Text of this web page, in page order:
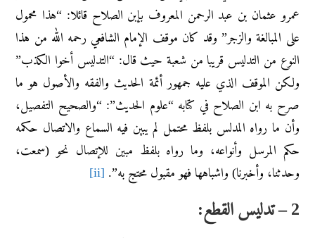
عمرو عثمان بن عبد الرحمن المعروف بإبن الصلاح قائلا: “هذا محمول
على المبالغة والزجر” وقد كان موقف الإمام الشافعي رحمه الله من هذا
النوع من التدليس قريبا من شعبة حيث قال: “التدليس أخوا الكذب”
ولكن الموقف الذي عليه جمهور أئمة الحديث والفقه والأصول هو ما
صرح به ابن الصلاح في كتابه “علوم الحديث”: “والصحيح التفصيل،
وأن ما رواه المدلس بلفظ محتمل لم يبين فيه السماع والاتصال حكمه
حكم المرسل وأنواعه، وما رواه بلفظ مبين للإتصال نحو (سمعت،
وحدثنا، وأخبرنا) واشباهها فهو مقبول محتج به”. [ii]
2 – تدليس القطع: